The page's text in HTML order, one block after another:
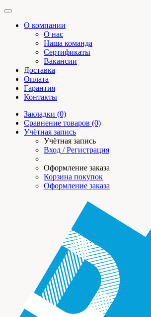
О компании
О нас
Наша команда
Сертификаты
Вакансии
Доставка
Оплата
Гарантия
Контакты
Закладки (0)
Сравнение товаров (0)
Учётная запись
Учётная запись
Вход / Регистрация
Оформление заказа
Корзина покупок
Оформление заказа